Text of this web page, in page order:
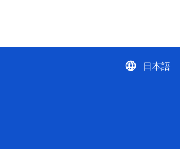
language 日本語